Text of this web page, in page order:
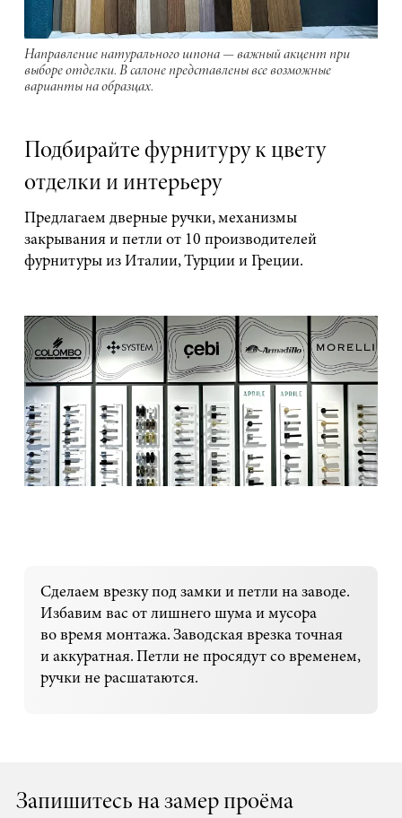
Направление натурального шпона — важный акцент при
выборе отделки. В салоне представлены все возможные
варианты на образцах.
Подбирайте фурнитуру к цвету
отделки и интерьеру
Предлагаем дверные ручки, механизмы
закрывания и петли от 10 производителей
фурнитуры из Италии, Турции и Греции.
Сделаем врезку под замки и петли на заводе.
Избавим вас от лишнего шума и мусора
во время монтажа. Заводская врезка точная
и аккуратная. Петли не просядут со временем,
ручки не расшатаются.
Запишитесь на замер проёма